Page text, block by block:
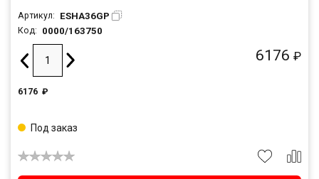
Артикул: ESHA36GP
Код: 0000/163750
6176 ₽
6176 ₽
Под заказ